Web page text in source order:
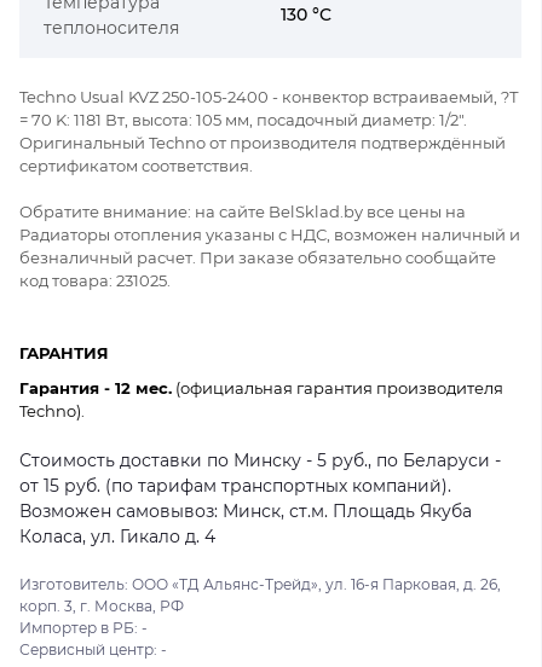
теплоносителя
130 °C
Techno Usual KVZ 250-105-2400 - конвектор встраиваемый, ?Т
= 70 K: 1181 Вт, высота: 105 мм, посадочный диаметр: 1/2".
Оригинальный Techno от производителя подтверждённый
сертификатом соответствия.
Обратите внимание: на сайте BelSklad.by все цены на
Радиаторы отопления указаны с НДС, возможен наличный и
безналичный расчет. При заказе обязательно сообщайте
код товара: 231025.
ГАРАНТИЯ
Гарантия - 12 мес. (официальная гарантия производителя
Techno).
Стоимость доставки по Минску - 5 руб., по Беларуси -
от 15 руб. (по тарифам транспортных компаний).
Возможен самовывоз: Минск, ст.м. Площадь Якуба
Коласа, ул. Гикало д. 4
Изготовитель: ООО «ТД Альянс-Трейд», ул. 16-я Парковая, д. 26,
корп. 3, г. Москва, РФ
Импортер в РБ: -
Сервисный центр: -